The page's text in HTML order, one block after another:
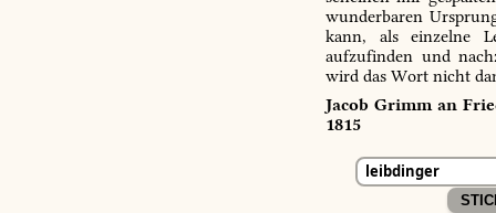
wunderbaren
kann, als einzelne
aufzufinden und
wird das Wort nicht
Jacob Grimm an
1815